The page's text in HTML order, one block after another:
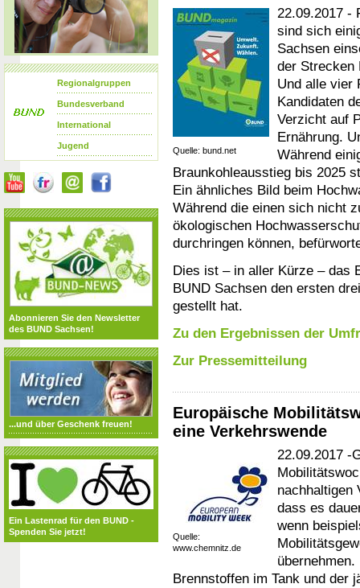
Quelle: bund.net
22.09.2017 -
sind sich
Sachsen
der Strecken
Und alle vier
Kandidaten
Verzicht auf
Ernährung.
Während
Braunkohleausstieg bis 2025
Ein ähnliches Bild beim
Während die einen sich nicht
ökologischen
durchringen können,
Dies ist – in aller Kürze – das
BUND Sachsen den ersten
gestellt hat.
Zu den Ergebnissen der
Zur Pressemitteilung
Europäische
eine Verkehrswende
Quelle:
www.chemnitz.de
22.09.2017 -
nachhaltigen
dass es
wenn
Brennstoffen im Tank und der
Regionalgruppen
Bundesverband
International
Jugend
Abonnieren Sie den Newsletter
des BUND Sachsen!
...und über Geschenk freuen!
Ein Lastenrad für den BUND -
Spenden Sie jetzt!